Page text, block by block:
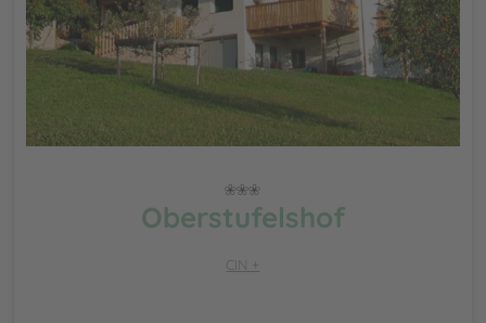
Oberstufelshof
CIN +